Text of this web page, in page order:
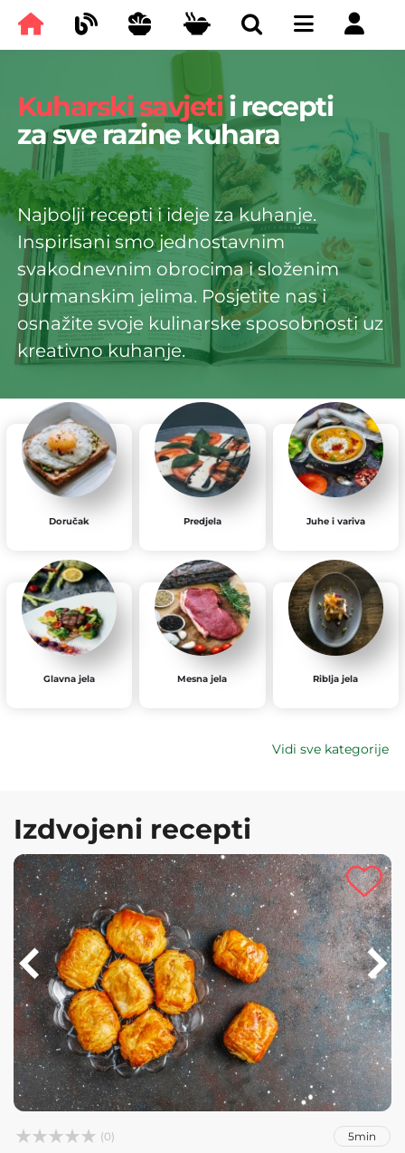
Kuharski savjeti i recepti
za sve razine kuhara
Najbolji recepti i ideje za kuhanje.
Inspirisani smo jednostavnim
svakodnevnim obrocima i složenim
gurmanskim jelima. Posjetite nas i
osnažite svoje kulinarske sposobnosti uz
kreativno kuhanje.
Doručak Predjela Juhe i variva
Glavna jela Mesna jela Riblja jela
Vidi sve kategorije
Izdvojeni recepti


 (0) 5min